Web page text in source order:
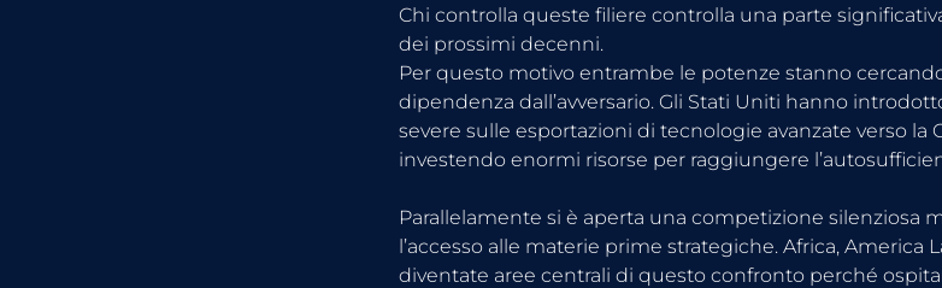
Chi controlla queste filiere controlla una parte
dei prossimi decenni.
Per questo motivo entrambe le potenze stanno
dipendenza dall’avversario. Gli Stati Uniti hanno
severe sulle esportazioni di tecnologie avanzate verso la
investendo enormi risorse per raggiungere
Parallelamente si è aperta una competizione silenziosa
l’accesso alle materie prime strategiche. Africa, America
diventate aree centrali di questo confronto perché